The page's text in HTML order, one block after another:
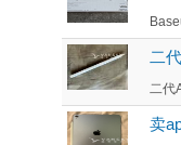
二
二代
卖